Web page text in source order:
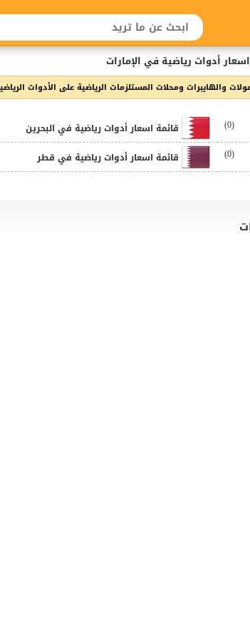
أدوات رياضية في الإمارات
والهايبرات ومحلات المستلزمات الرياضية على الأدوات
(0) قائمة اسعار أدوات رياضية في البحرين
(0) قائمة اسعار أدوات رياضية في قطر